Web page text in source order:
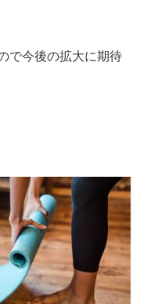
で今後の拡大に期待